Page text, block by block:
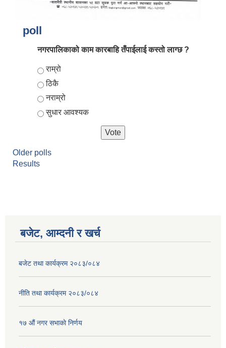
poll
नगरपालिकाको काम कारबाहि तँपाईलाई कस्तो लाग्छ ?
Choices
राम्रो
ठिकै
नराम्रो
सुधार आवश्यक
Older polls
Results
बजेट, आम्दनी र खर्च
बजेट तथा कार्यक्रम २०८३/०८४
नीति तथा कार्यक्रम २०८३/०८४
१७ ‌‍औं नगर सभाकाे निर्णय